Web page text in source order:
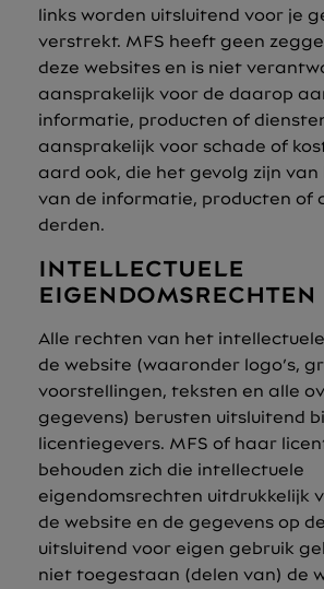
links worden uitsluitend voor je
verstrekt. MFS heeft geen
deze websites en is niet
aansprakelijk voor de daarop
informatie, producten of
aansprakelijk voor schade of
aard ook, die het gevolg zijn
van de informatie, producten of
derden.
INTELLECTUELE
EIGENDOMSRECHTEN
Alle rechten van het
de website (waaronder logo’s,
voorstellingen, teksten en alle
gegevens) berusten uitsluitend
licentiegevers. MFS of haar
behouden zich die intellectuele
eigendomsrechten uitdrukkelijk
de website en de gegevens op
uitsluitend voor eigen gebruik
niet toegestaan (delen van) de